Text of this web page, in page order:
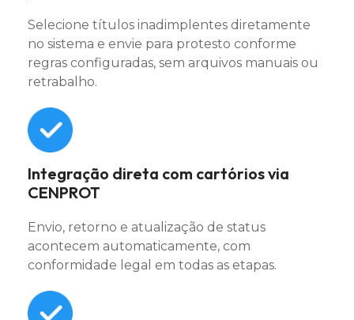
Selecione títulos inadimplentes diretamente
no sistema e envie para protesto conforme
regras configuradas, sem arquivos manuais ou
retrabalho.
Integração direta com cartórios via
CENPROT
Envio, retorno e atualização de status
acontecem automaticamente, com
conformidade legal em todas as etapas.